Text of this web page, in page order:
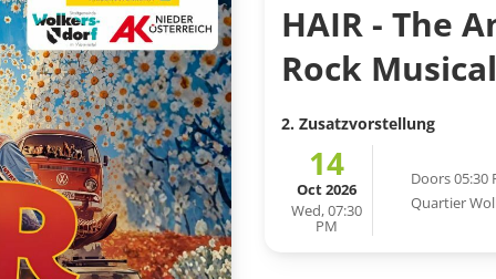
HAIR - The
Rock Musical
2. Zusatzvorstellung
14
Oct 2026
Wed, 07:30
PM
Doors 05:30
Quartier